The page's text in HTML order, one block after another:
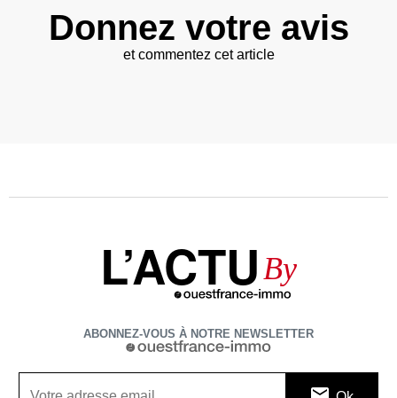
Donnez votre avis
et commentez cet article
L’ACTU By
ABONNEZ-VOUS À NOTRE NEWSLETTER